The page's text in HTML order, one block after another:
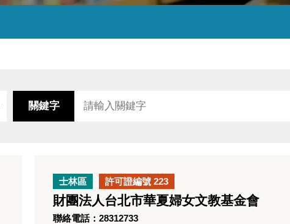
關鍵字
士林區 許可證編號 223
財團法人台北市華夏婦女文教基金會
聯絡電話：28312733